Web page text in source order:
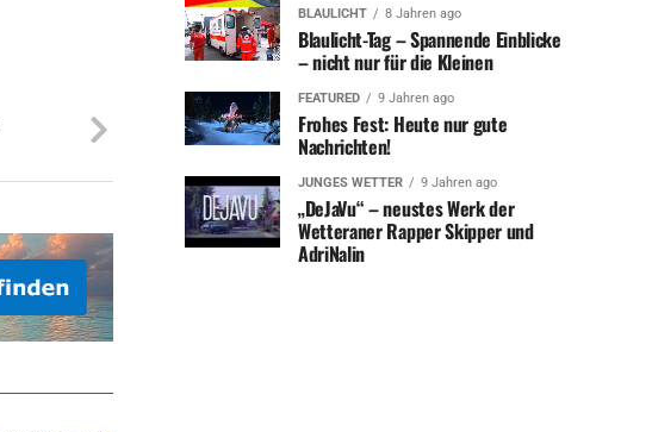
BLAULICHT 8 Jahren ago
Blaulicht-Tag – Spannende Einblicke
– nicht nur für die Kleinen
FEATURED 9 Jahren ago
Frohes Fest: Heute nur gute
Nachrichten!
JUNGES WETTER 9 Jahren ago
„DeJaVu“ – neustes Werk der
Wetteraner Rapper Skipper und
AdriNalin